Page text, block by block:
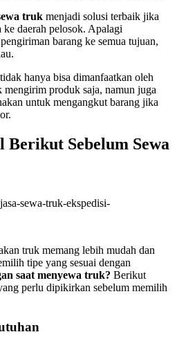
truk menjadi solusi terbaik jika
daerah pelosok. Apalagi
barang ke semua tujuan,
hanya bisa dimanfaatkan oleh
mengirim produk saja, namun juga
untuk mengangkut barang jika
Berikut Sebelum Sewa
truk memang lebih mudah dan
tipe yang sesuai dengan
saat menyewa truk? Berikut
perlu dipikirkan sebelum memilih